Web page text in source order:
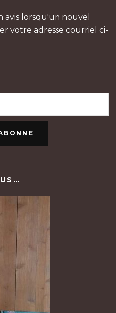
avis lorsqu'un nouvel
votre adresse courriel ci-